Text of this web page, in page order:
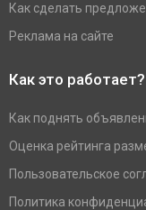
Как сделать
Реклама на сайте
Как это работает?
Как поднять
Оценка рейтинга
Пользовательское
Политика